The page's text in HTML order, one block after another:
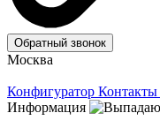
Обратный звонок
Москва
Конфигуратор Контакты
Информация